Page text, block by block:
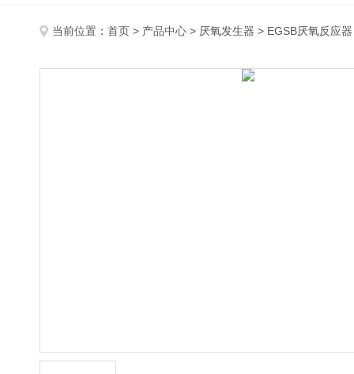
当前位置： 首页 > 产品中心 > 厌氧发生器 > EGSB厌氧反应器